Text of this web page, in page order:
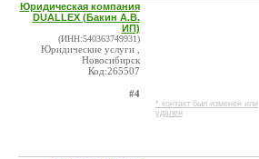
Юридическая компания
DUALLEX (Бакин А.В.
ИП)
(ИНН:540363749931)
Юридические услуги ,
Новосибирск
Код:265507
#4
* контакт был изменен или
удален